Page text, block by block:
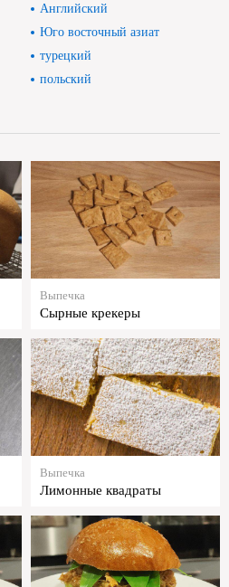
Английский
Юго восточный азиат
турецкий
польский
Выпечка
Сырные крекеры
Выпечка
Лимонные квадраты